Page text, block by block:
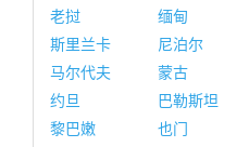
老挝
缅甸
斯里兰卡
尼泊尔
马尔代夫
蒙古
约旦
巴勒斯坦
黎巴嫩
也门